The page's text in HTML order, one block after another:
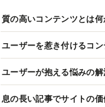
質の高いコンテンツとは
ユーザーを惹き付けるコ
ユーザーが抱える悩みの
息の長い記事でサイトの